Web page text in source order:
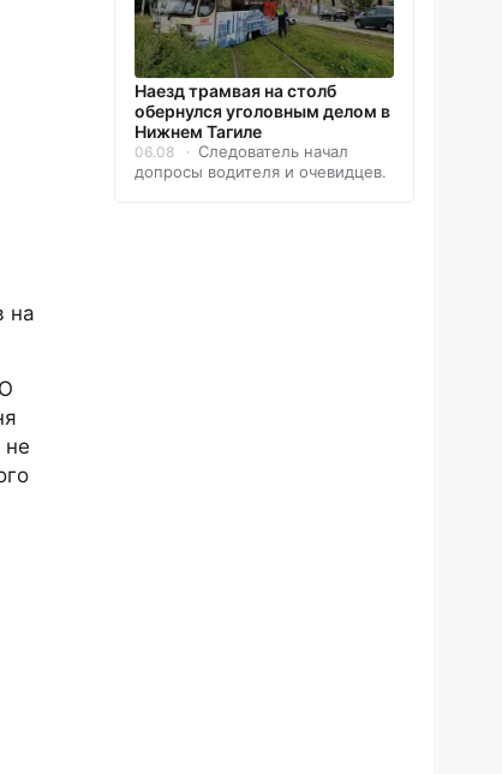
на
не
Наезд трамвая на столб
обернулся уголовным делом в
Нижнем Тагиле
06.08
Следователь начал
допросы водителя и очевидцев.